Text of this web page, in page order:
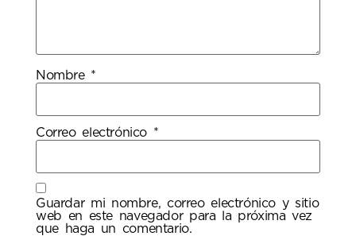
Nombre *
Correo electrónico *
Guardar mi nombre, correo electrónico y sitio
web en este navegador para la próxima vez
que haga un comentario.